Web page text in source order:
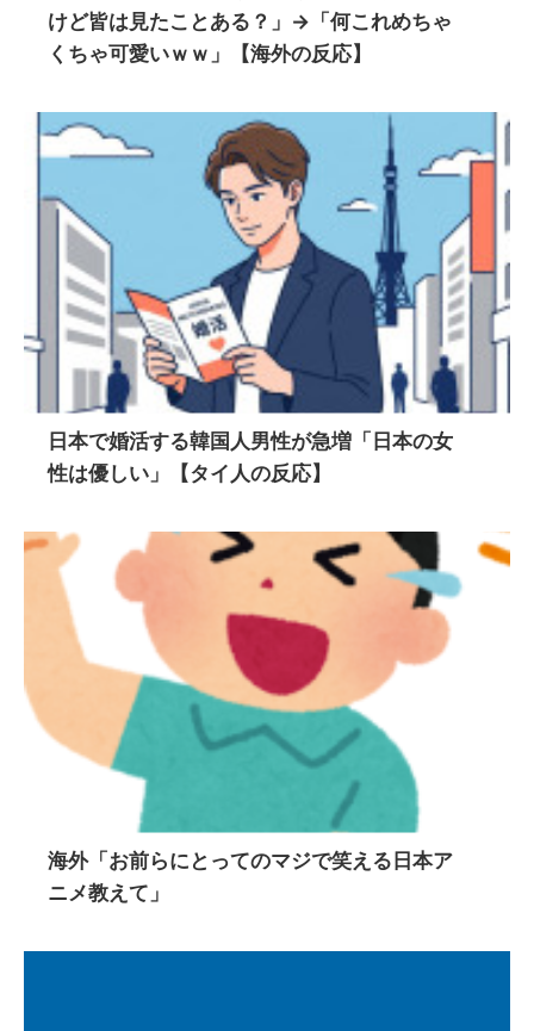
けど皆は見たことある？」→「何これめちゃ
くちゃ可愛いｗｗ」【海外の反応】
日本で婚活する韓国人男性が急増「日本の女
性は優しい」【タイ人の反応】
海外「お前らにとってのマジで笑える日本ア
ニメ教えて」